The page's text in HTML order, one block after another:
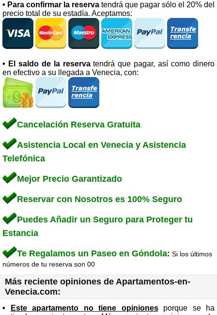
• Para confirmar la reserva tendrá que pagar sólo el 20% del
precio total de su estadía. Aceptamos:
• El saldo de la reservatendrá que pagar, así como dinero
en efectivo a su llegada a Venecia, con:
Cancelación Reserva Gratuita
Asistencia Local en Venecia y Asistencia
Telefónica
Mejor Precio Garantizado
Reservar con Nosotros es 100% Seguro
Puedes Añadir un Seguro para Proteger tu
Estancia
Te Regalamos un Paseo en Góndola: Si los últimos
números de tu reserva son 00
Más reciente opiniones de Apartamentos-en-
Venecia.com:
• Este apartamento no tiene opinionesporque se ha